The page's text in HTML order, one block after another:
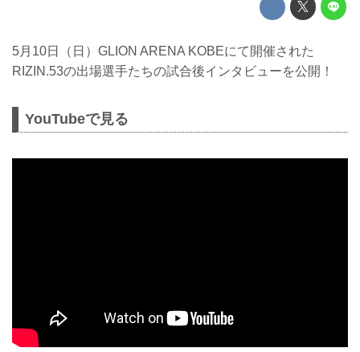
5月10日（日）GLION ARENA KOBEにて開催された
RIZIN.53の出場選手たちの試合後インタビューを公開！
YouTubeで見る